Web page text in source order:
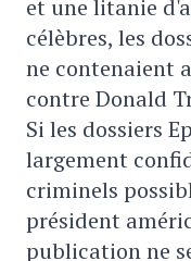
et une litanie
célèbres, les
ne contenaient
contre Donald
Si les dossiers
largement
criminels
président
publication ne